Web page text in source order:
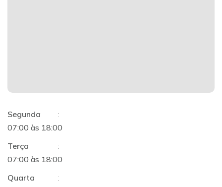
Segunda
:
07:00 às 18:00
Terça
:
07:00 às 18:00
Quarta
: